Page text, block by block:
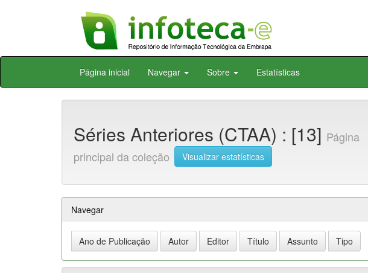
Skip
Página inicial Navegar Sobre Estatísticas
Séries Anteriores (CTAA) : [13] Página
principal da coleção
Visualizar estatísticas
Navegar